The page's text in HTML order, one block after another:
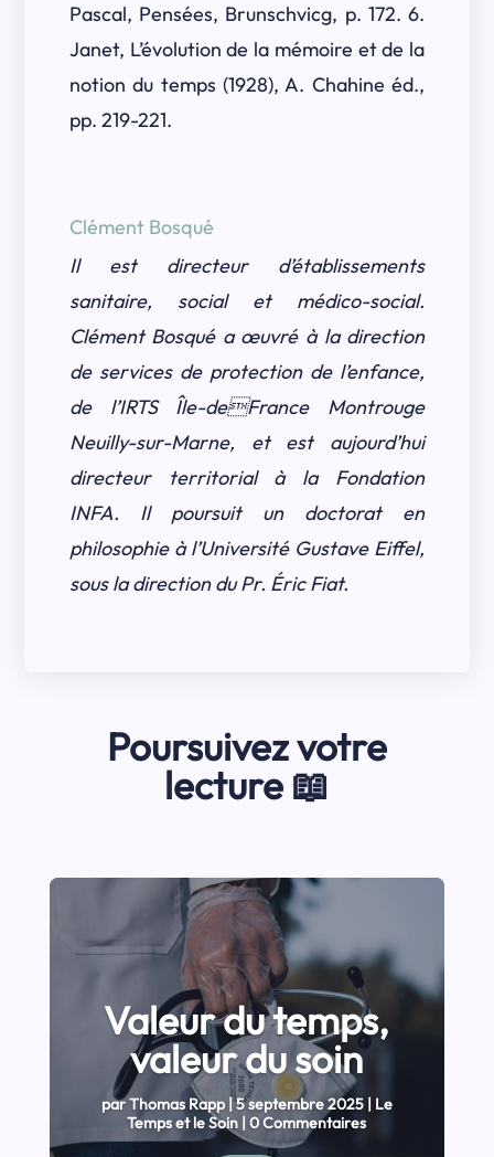
Pascal, Pensées, Brunschvicg, p. 172. 6.
Janet, L’évolution de la mémoire et de la
notion du temps (1928), A. Chahine éd.,
pp. 219-221.
Clément Bosqué
Il est directeur d’établissements
sanitaire, social et médico-social.
Clément Bosqué a œuvré à la direction
de services de protection de l’enfance,
de l’IRTS Île-deFrance Montrouge
Neuilly-sur-Marne, et est aujourd’hui
directeur territorial à la Fondation
INFA. Il poursuit un doctorat en
philosophie à l’Université Gustave Eiffel,
sous la direction du Pr. Éric Fiat.
Poursuivez votre
lecture 📖
Valeur du temps,
valeur du soin
parThomas Rapp|5 septembre 2025| Le
Temps et le Soin | 0 Commentaires